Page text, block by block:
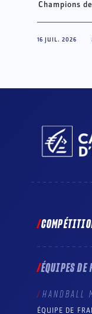
Champions
16 JUIL. 2026
ÉQUIPES DE
HANDBALL
ÉQUIPE DE